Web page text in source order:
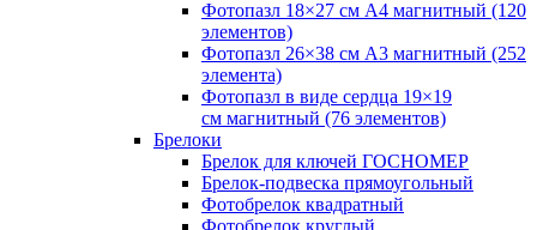
Фотопазл 18×27 см А4 магнитный (120
элементов)
Фотопазл 26×38 см А3 магнитный (252
элемента)
Фотопазл в виде сердца 19×19
см магнитный (76 элементов)
Брелоки
Брелок для ключей ГОСНОМЕР
Брелок-подвеска прямоугольный
Фотобрелок квадратный
Фотобрелок круглый